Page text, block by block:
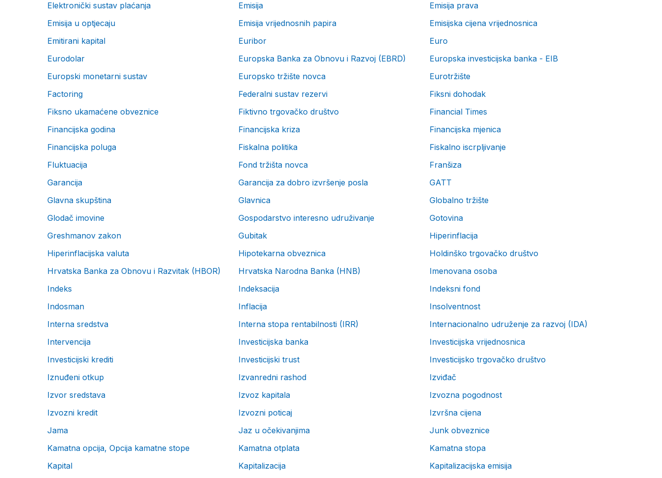
Elektronički sustav plaćanja
Emisija
Emisija prava
Emisija u optjecaju
Emisija vrijednosnih papira
Emisijska cijena vrijednosnica
Emitirani kapital
Euribor
Euro
Eurodolar
Europska Banka za Obnovu i Razvoj (EBRD)
Europska investicijska banka - EIB
Europski monetarni sustav
Europsko tržište novca
Eurotržište
Factoring
Federalni sustav rezervi
Fiksni dohodak
Fiksno ukamaćene obveznice
Fiktivno trgovačko društvo
Financial Times
Financijska godina
Financijska kriza
Financijska mjenica
Financijska poluga
Fiskalna politika
Fiskalno iscrpljivanje
Fluktuacija
Fond tržišta novca
Franšiza
Garancija
Garancija za dobro izvršenje posla
GATT
Glavna skupština
Glavnica
Globalno tržište
Glodač imovine
Gospodarstvo interesno udruživanje
Gotovina
Greshmanov zakon
Gubitak
Hiperinflacija
Hiperinflacijska valuta
Hipotekarna obveznica
Holdinško trgovačko društvo
Hrvatska Banka za Obnovu i Razvitak (HBOR)
Hrvatska Narodna Banka (HNB)
Imenovana osoba
Indeks
Indeksacija
Indeksni fond
Indosman
Inflacija
Insolventnost
Interna sredstva
Interna stopa rentabilnosti (IRR)
Internacionalno udruženje za razvoj (IDA)
Intervencija
Investicijska banka
Investicijska vrijednosnica
Investicijski krediti
Investicijski trust
Investicijsko trgovačko društvo
Iznuđeni otkup
Izvanredni rashod
Izviđač
Izvor sredstava
Izvoz kapitala
Izvozna pogodnost
Izvozni kredit
Izvozni poticaj
Izvršna cijena
Jama
Jaz u očekivanjima
Junk obveznice
Kamatna opcija, Opcija kamatne stope
Kamatna otplata
Kamatna stopa
Kapital
Kapitalizacija
Kapitalizacijska emisija